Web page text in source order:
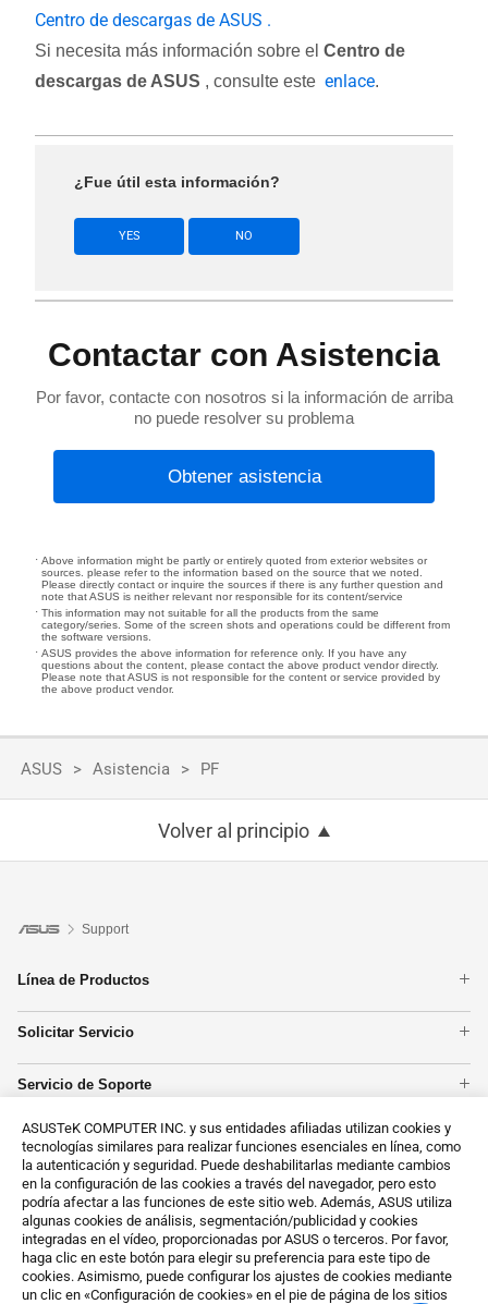
ASUSTeK COMPUTER INC. y sus entidades afiliadas utilizan cookies y
tecnologías similares para realizar funciones esenciales en línea, como
la autenticación y seguridad. Puede deshabilitarlas mediante cambios
en la configuración de las cookies a través del navegador, pero esto
podría afectar a las funciones de este sitio web. Además, ASUS utiliza
algunas cookies de análisis, segmentación/publicidad y cookies
integradas en el vídeo, proporcionadas por ASUS o terceros. Por favor,
haga clic en este botón para elegir su preferencia para este tipo de
cookies. Asimismo, puede configurar los ajustes de cookies mediante
un clic en «Configuración de cookies» en el pie de página de los sitios
Centro de descargas de ASUS .
Si necesita más información sobre el Centro de
descargas de ASUS , consulte este enlace.
¿Fue útil esta información?
YES NO
Contactar con Asistencia
Por favor, contacte con nosotros si la información de arriba
no puede resolver su problema
Obtener asistencia
Above information might be partly or entirely quoted from exterior websites or
sources. please refer to the information based on the source that we noted.
Please directly contact or inquire the sources if there is any further question and
note that ASUS is neither relevant nor responsible for its content/service
This information may not suitable for all the products from the same
category/series. Some of the screen shots and operations could be different from
the software versions.
ASUS provides the above information for reference only. If you have any
questions about the content, please contact the above product vendor directly.
Please note that ASUS is not responsible for the content or service provided by
the above product vendor.
ASUS Asistencia PF
Volver al principio
Support
Línea de Productos
Placas base
Tarjetas Gráficas
Smartphones
Redes
Mostrar todos los productos
Solicitar Servicio
Estado de reparación
Servicio de Soporte
Vídeos de Soporte ASUS
Contáctanos
Llámanos
MyASUS
Solicitud del cliente sobre datos personales
Sobre RSC (en inglés)